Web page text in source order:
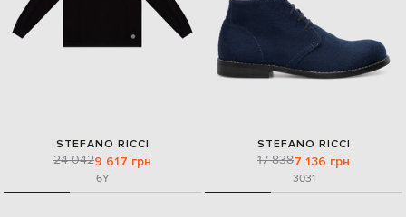
STEFANO RICCI
24 0429 617 грн
6Y
STEFANO RICCI
17 8387 136 грн
3031